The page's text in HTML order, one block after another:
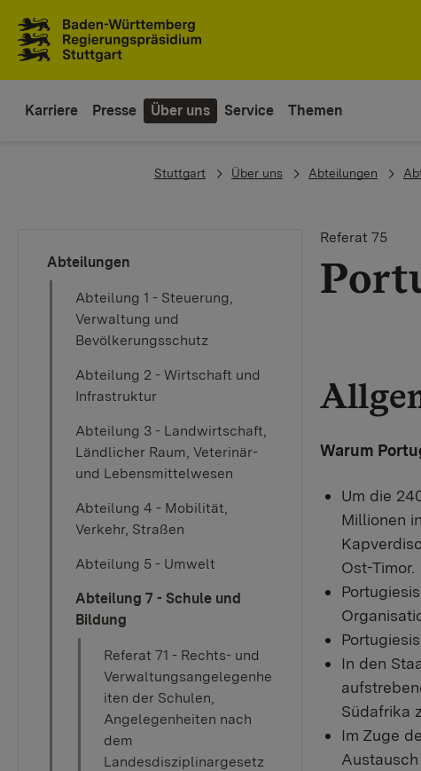
Karriere Presse Über uns Service Themen
You are here:
Stuttgart Über uns Abteilungen
Abteilungen
Abteilung 1 - Steuerung,
Verwaltung und
Bevölkerungsschutz
Abteilung 2 - Wirtschaft und
Infrastruktur
Abteilung 3 - Landwirtschaft,
Ländlicher Raum, Veterinär-
und Lebensmittelwesen
Abteilung 4 - Mobilität,
Verkehr, Straßen
Abteilung 5 - Umwelt
Abteilung 7 - Schule und
Bildung
Referat 71 - Rechts- und
Verwaltungsangelegenhe
iten der Schulen,
Angelegenheiten nach
dem
Landesdisziplinargesetz
Referat 75
Warum
Um die
Millionen
Ost-Timor.
In den
Südafrika
Im Zuge